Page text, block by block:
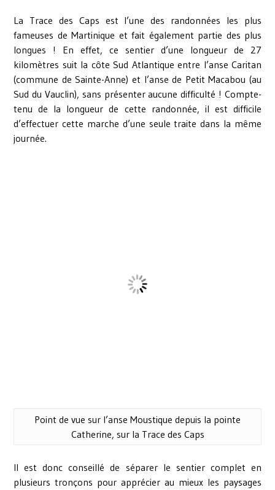
La Trace des Caps est l’une des randonnées les plus
fameuses de Martinique et fait également partie des plus
longues ! En effet, ce sentier d’une longueur de 27
kilomètres suit la côte Sud Atlantique entre l’anse Caritan
(commune de Sainte-Anne) et l’anse de Petit Macabou (au
Sud du Vauclin), sans présenter aucune difficulté ! Compte-
tenu de la longueur de cette randonnée, il est difficile
d’effectuer cette marche d’une seule traite dans la même
journée.
Point de vue sur l’anse Moustique depuis la pointe
Catherine, sur la Trace des Caps
Il est donc conseillé de séparer le sentier complet en
plusieurs tronçons pour apprécier au mieux les paysages